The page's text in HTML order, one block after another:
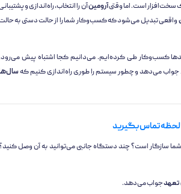
سخت‌افزار است. اما وقتیآرومینآن را انتخاب، راه‌اندازی و پشتیبانی
واقعی تبدیل می‌شود که کسب‌وکار شما را از حالت دستی به حالت
صدها کسب‌وکار طی کرده‌ایم. می‌دانیم کجا اشتباه پیش می‌رود،
می‌دهد و چطور سیستم را طوری راه‌اندازی کنیم کهسال‌ها
تماس بگیرید
سازگار است؟ چند دستگاه جانبی می‌توانید به آن وصل کنید؟
تعهدجواب می‌دهد.